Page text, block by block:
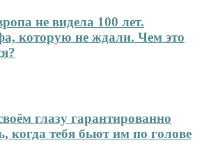
не видела 100 лет.
которую не ждали. Чем это
глазу гарантированно
когда тебя бьют им по голове